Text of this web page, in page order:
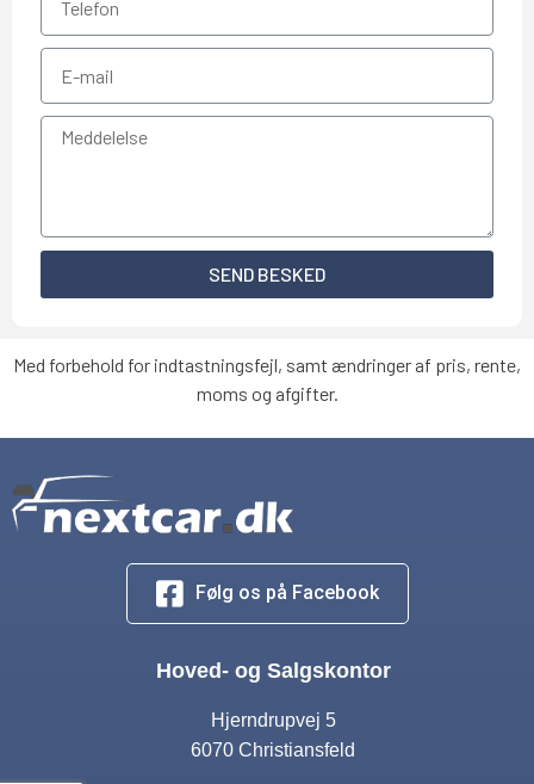
SEND BESKED
Med forbehold for indtastningsfejl, samt ændringer af pris, rente,
moms og afgifter.
Følg os på Facebook
Hoved- og Salgskontor
Hjerndrupvej 5
6070 Christiansfeld